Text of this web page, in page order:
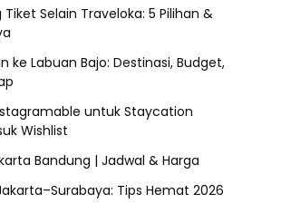
Tiket Selain Traveloka: 5 Pilihan &
ke Labuan Bajo: Destinasi, Budget,
untuk Staycation
Wishlist
Bandung | Jadwal & Harga
Tips Hemat 2026